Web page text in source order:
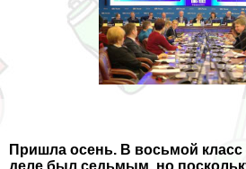
Пришла осень. В восьмой
деле был седьмым, но